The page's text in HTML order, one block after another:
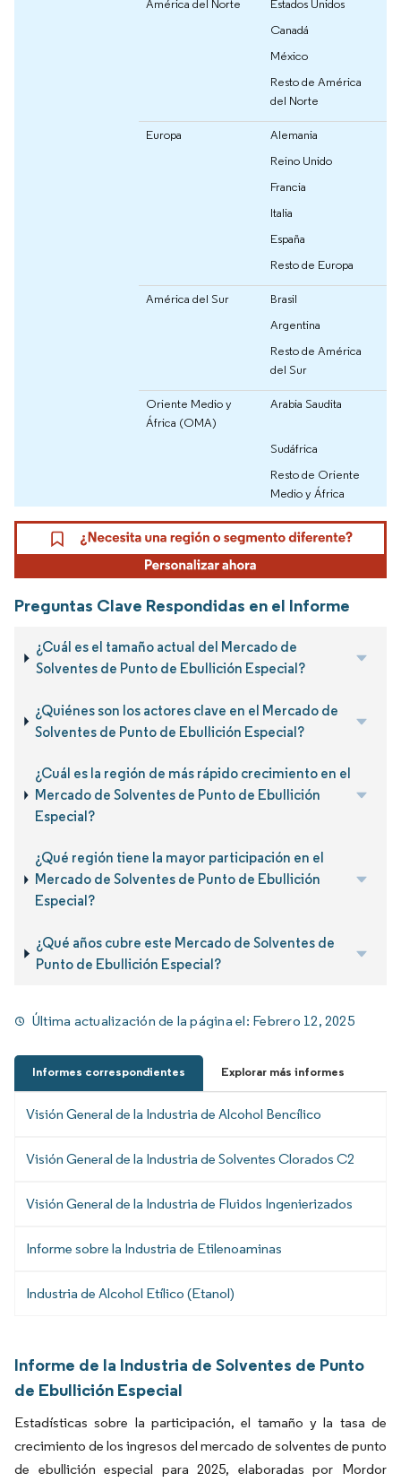
América del Norte
Estados Unidos
Canadá
México
Resto de América
del Norte
Europa
Alemania
Reino Unido
Francia
Italia
España
Resto de Europa
América del Sur
Brasil
Argentina
Resto de América
del Sur
Oriente Medio y
África (OMA)
Arabia Saudita
Sudáfrica
Resto de Oriente
Medio y África
Preguntas Clave Respondidas en el Informe
¿Cuál es el tamaño actual del Mercado de
Solventes de Punto de Ebullición Especial?
¿Quiénes son los actores clave en el Mercado de
Solventes de Punto de Ebullición Especial?
¿Cuál es la región de más rápido crecimiento en el
Mercado de Solventes de Punto de Ebullición
Especial?
¿Qué región tiene la mayor participación en el
Mercado de Solventes de Punto de Ebullición
Especial?
¿Qué años cubre este Mercado de Solventes de
Punto de Ebullición Especial?
Última actualización de la página el: Febrero 12, 2025
Informes correspondientes Explorar más informes
Visión General de la Industria de Alcohol Bencílico
Visión General de la Industria de Solventes Clorados C2
Visión General de la Industria de Fluidos Ingenierizados
Informe sobre la Industria de Etilenoaminas
Industria de Alcohol Etílico (Etanol)
Informe de la Industria de Solventes de Punto
de Ebullición Especial
Estadísticas sobre la participación, el tamaño y la tasa de
crecimiento de los ingresos del mercado de solventes de punto
de ebullición especial para 2025, elaboradas por Mordor